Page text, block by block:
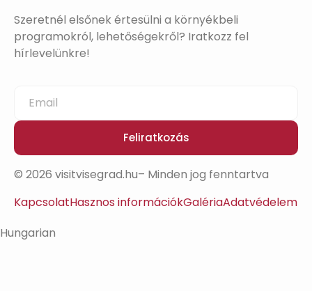
Szeretnél elsőnek értesülni a környékbeli
programokról, lehetőségekről? Iratkozz fel
hírlevelünkre!
Feliratkozás
© 2026 visitvisegrad.hu– Minden jog fenntartva
KapcsolatHasznos információkGalériaAdatvédelem
Hungarian